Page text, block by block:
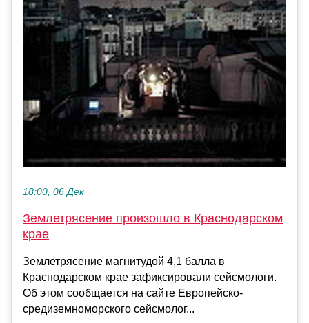
18:00, 06 Дек
Землетрясение произошло в Краснодарском
крае
Землетрясение магнитудой 4,1 балла в
Краснодарском крае зафиксировали сейсмологи.
Об этом сообщается на сайте Европейско-
средиземноморского сейсмолог...